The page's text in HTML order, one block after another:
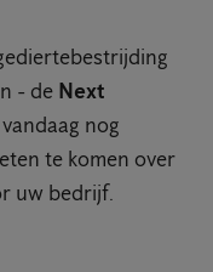
- de Next
nog
te komen over
uw bedrijf.